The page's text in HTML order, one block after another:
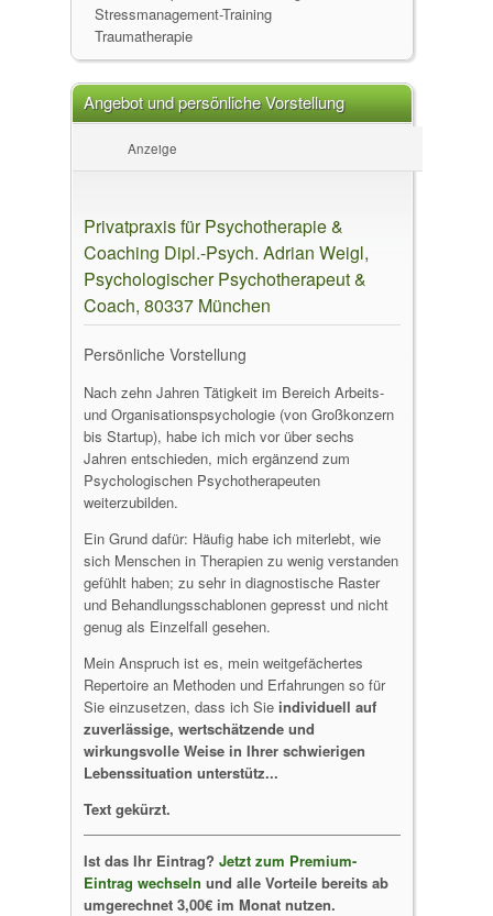
Stressmanagement-Training
Traumatherapie
Angebot und persönliche Vorstellung
Anzeige
Privatpraxis für Psychotherapie &
Coaching Dipl.-Psych. Adrian Weigl,
Psychologischer Psychotherapeut &
Coach, 80337 München
Persönliche Vorstellung
Nach zehn Jahren Tätigkeit im Bereich Arbeits-
und Organisationspsychologie (von Großkonzern
bis Startup), habe ich mich vor über sechs
Jahren entschieden, mich ergänzend zum
Psychologischen Psychotherapeuten
weiterzubilden.
Ein Grund dafür: Häufig habe ich miterlebt, wie
sich Menschen in Therapien zu wenig verstanden
gefühlt haben; zu sehr in diagnostische Raster
und Behandlungsschablonen gepresst und nicht
genug als Einzelfall gesehen.
Mein Anspruch ist es, mein weitgefächertes
Repertoire an Methoden und Erfahrungen so für
Sie einzusetzen, dass ich Sie individuell auf
zuverlässige, wertschätzende und
wirkungsvolle Weise in Ihrer schwierigen
Lebenssituation unterstütz...
Text gekürzt.
Ist das Ihr Eintrag? Jetzt zum Premium-
Eintrag wechseln und alle Vorteile bereits ab
umgerechnet 3,00€ im Monat nutzen.